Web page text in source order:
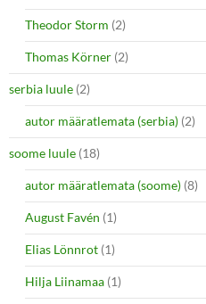
Theodor Storm (2)
Thomas Körner (2)
serbia luule (2)
autor määratlemata (serbia) (2)
soome luule (18)
autor määratlemata (soome) (8)
August Favén (1)
Elias Lönnrot (1)
Hilja Liinamaa (1)